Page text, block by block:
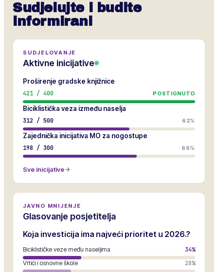
Sudjelujte i budite
informirani
SUDJELOVANJE
Aktivne inicijative
Proširenje gradske knjižnice
421 / 400 POSTIGNUTO
Biciklistička veza između naselja
312 / 500 62%
Zajednička inicijativa MO za nogostupe
198 / 300 66%
Sve inicijative
JAVNO MNIJENJE
Glasovanje posjetitelja
Koja investicija ima najveći prioritet u 2026.?
Biciklističke veze među naseljima 34%
Vrtići i osnovne škole 28%